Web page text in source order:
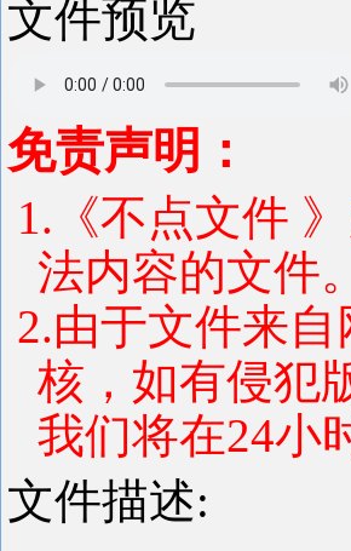
文件预览
免责声明：
1.《不点文件
法内容的文件
2.由于文件来
核，如有侵犯
我们将在24小
文件描述: